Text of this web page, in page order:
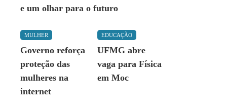
e um olhar para o futuro
MULHER
Governo reforça
proteção das
mulheres na
internet
EDUCAÇÃO
UFMG abre
vaga para Física
em Moc